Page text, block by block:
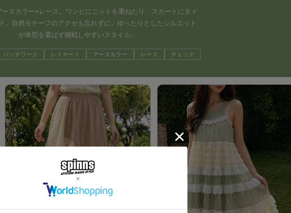
ースカラー×レース。ワンピにニットを重ねたり、スカートにタイ
。自然モチーフのアクセも忘れずに。ゆったりとしたシルエット
が体型を選ばず挑戦しやすいスタイル。
パッチワーク レイヤード アースカラー レース チェック